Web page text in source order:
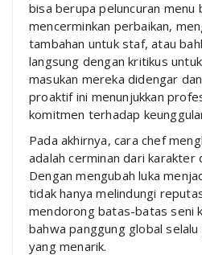
bisa berupa peluncuran menu
mencerminkan perbaikan,
tambahan untuk staf, atau
langsung dengan kritikus
masukan mereka didengar
proaktif ini menunjukkan
komitmen terhadap
Pada akhirnya, cara chef
adalah cerminan dari karakter
Dengan mengubah luka
tidak hanya melindungi
mendorong batas-batas seni
bahwa panggung global
yang menarik.